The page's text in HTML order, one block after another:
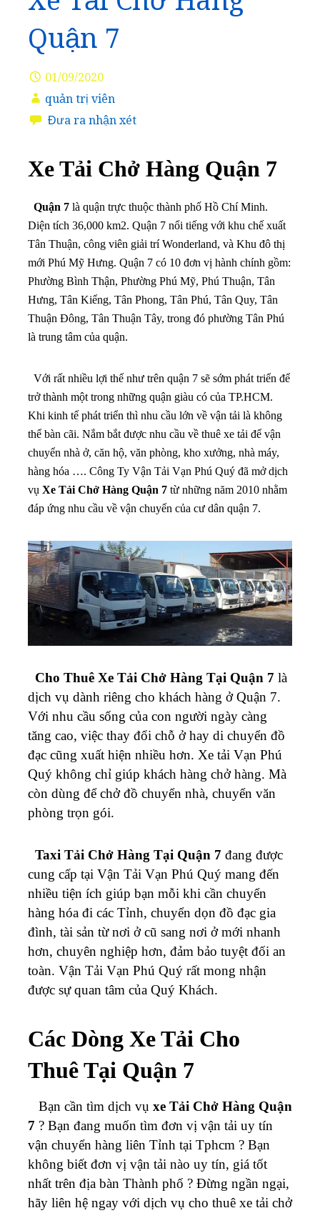
Quận 7
01/09/2020
quản trị viên
Đưa ra nhận xét
Xe Tải Chở Hàng Quận 7
Quận 7 là quận trực thuộc thành phố Hồ Chí Minh.
Diện tích 36,000 km2. Quận 7 nổi tiếng với khu chế xuất
Tân Thuận, công viên giải trí Wonderland, và Khu đô thị
mới Phú Mỹ Hưng. Quận 7 có 10 đơn vị hành chính gồm:
Phường Bình Thận, Phường Phú Mỹ, Phú Thuận, Tân
Hưng, Tân Kiểng, Tân Phong, Tân Phú, Tân Quy, Tân
Thuận Đông, Tân Thuận Tây, trong đó phường Tân Phú
là trung tâm của quận.
Với rất nhiều lợi thế như trên quận 7 sẽ sớm phát triển để
trở thành một trong những quận giàu có của TP.HCM.
Khi kinh tế phát triển thì nhu cầu lớn về vận tải là không
thể bàn cãi. Nắm bắt được nhu cầu về thuê xe tải để vận
chuyển nhà ở, căn hộ, văn phòng, kho xưởng, nhà máy,
hàng hóa …. Công Ty Vận Tải Vạn Phú Quý đã mở dịch
vụ Xe Tải Chở Hàng Quận 7 từ những năm 2010 nhằm
đáp ứng nhu cầu về vận chuyển của cư dân quận 7.
Cho Thuê Xe Tải Chở Hàng Tại Quận 7 là
dịch vụ dành riêng cho khách hàng ở Quận 7.
Với nhu cầu sống của con người ngày càng
tăng cao, việc thay đổi chỗ ở hay di chuyển đồ
đạc cũng xuất hiện nhiều hơn. Xe tải Vạn Phú
Quý không chỉ giúp khách hàng chở hàng. Mà
còn dùng để chở đồ chuyển nhà, chuyển văn
phòng trọn gói.
Taxi Tải Chở Hàng Tại Quận 7 đang được
cung cấp tại Vận Tải Vạn Phú Quý mang đến
nhiều tiện ích giúp bạn mỗi khi cần chuyển
hàng hóa đi các Tỉnh, chuyển dọn đồ đạc gia
đình, tài sản từ nơi ở cũ sang nơi ở mới nhanh
hơn, chuyên nghiệp hơn, đảm bảo tuyệt đối an
toàn. Vận Tải Vạn Phú Quý rất mong nhận
được sự quan tâm của Quý Khách.
Các Dòng Xe Tải Cho
Thuê Tại Quận 7
Bạn cần tìm dịch vụ xe Tải Chở Hàng Quận
7 ? Bạn đang muốn tìm đơn vị vận tải uy tín
vận chuyển hàng liên Tỉnh tại Tphcm ? Bạn
không biết đơn vị vận tải nào uy tín, giá tốt
nhất trên địa bàn Thành phố ? Đừng ngần ngại,
hãy liên hệ ngay với dịch vụ cho thuê xe tải chở